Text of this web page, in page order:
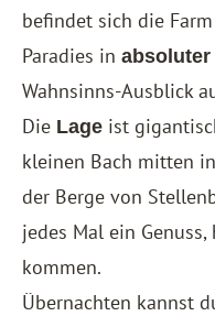
befindet sich die
Paradies in absoluter
Wahnsinns-Ausblick
Die Lage ist
kleinen Bach mitten
der Berge von
jedes Mal ein Genuss,
kommen.
Übernachten kannst